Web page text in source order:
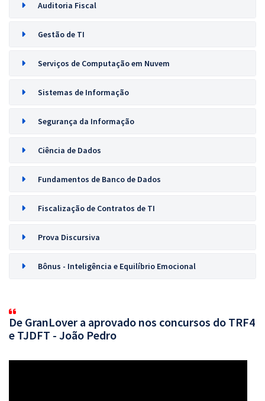
Auditoria Fiscal
Gestão de TI
Serviços de Computação em Nuvem
Sistemas de Informação
Segurança da Informação
Ciência de Dados
Fundamentos de Banco de Dados
Fiscalização de Contratos de TI
Prova Discursiva
Bônus - Inteligência e Equilíbrio Emocional
De GranLover a aprovado nos concursos do TRF4
e TJDFT - João Pedro